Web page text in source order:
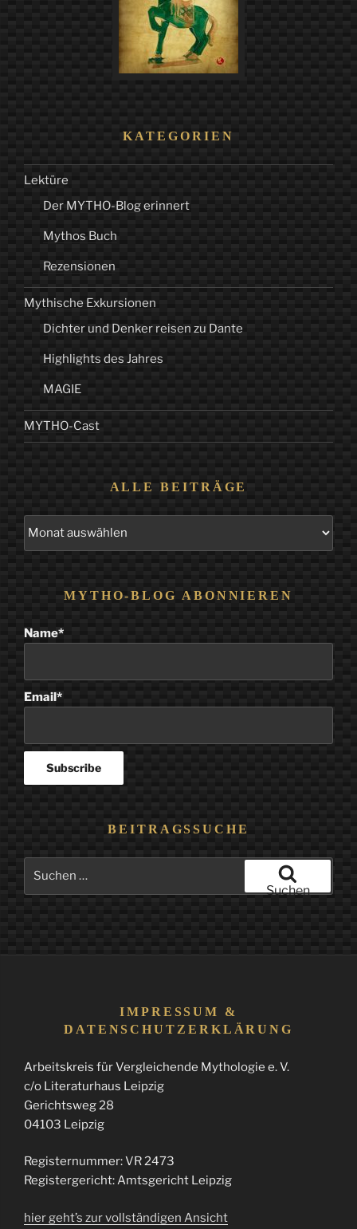
KATEGORIEN
Lektüre
Der MYTHO-Blog erinnert
Mythos Buch
Rezensionen
Mythische Exkursionen
Dichter und Denker reisen zu Dante
Highlights des Jahres
MAGIE
MYTHO-Cast
ALLE BEITRÄGE
MYTHO-BLOG ABONNIEREN
Name*
Email*
BEITRAGSSUCHE
Suchen
IMPRESSUM &
DATENSCHUTZERKLÄRUNG
Arbeitskreis für Vergleichende Mythologie e. V.
c/o Literaturhaus Leipzig
Gerichtsweg 28
04103 Leipzig
Registernummer: VR 2473
Registergericht: Amtsgericht Leipzig
hier geht’s zur vollständigen Ansicht